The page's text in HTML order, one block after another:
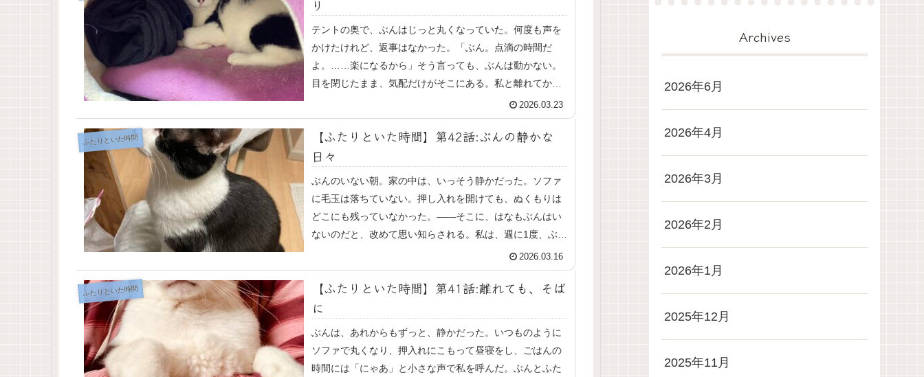
り
テントの奥で、ぶんはじっと丸くなっていた。何度も声を
かけたけれど、返事はなかった。「ぶん。点滴の時間だ
よ。……楽になるから」そう言っても、ぶんは動かない。
目を閉じたまま、気配だけがそこにある。私と離れてか
2026.03.23
ふたりといた時間
【ふたりといた時間】第42話:ぶんの静かな
日々
ぶんのいない朝。家の中は、いっそう静かだった。ソファ
に毛玉は落ちていない。押し入れを開けても、ぬくもりは
どこにも残っていなかった。——そこに、はなもぶんはい
ないのだと、改めて思い知らされる。私は、週に1度、ぶん
2026.03.16
ふたりといた時間
【ふたりといた時間】第41話:離れても、そば
に
ぶんは、あれからもずっと、静かだった。いつものように
ソファで丸くなり、押入れにこもって昼寝をし、ごはんの
時間には「にゃあ」と小さな声で私を呼んだ。ぶんとふた
Archives
2026年6月
2026年4月
2026年3月
2026年2月
2026年1月
2025年12月
2025年11月